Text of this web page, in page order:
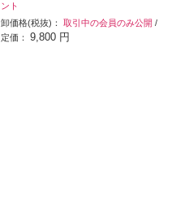
ント
卸価格(税抜)：取引中の会員のみ公開 /
定価：9,800 円